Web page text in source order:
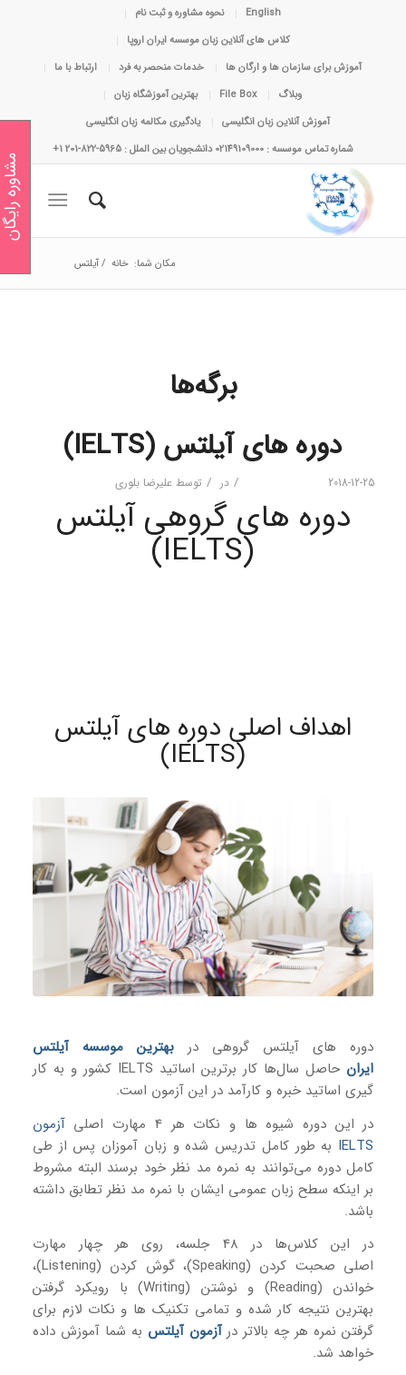
English
نحوه مشاوره و ثبت نام
کلاس های آنلاین زبان موسسه ایران اروپا
آموزش برای سازمان ها و ارگان ها
خدمات منحصر به فرد
ارتباط با ما
وبلاگ
File Box
بهترین آموزشگاه زبان
آموزش آنلاین زبان انگلیسی
یادگیری مکالمه زبان انگلیسی
شماره تماس موسسه : 02149109000 دانشجویان بین الملل : 5965-822-201 1+
مکان شما: خانه /آیلتس
برگه‌ها
دوره های آیلتس (IELTS)
2018-12-25
/ در / توسط علیرضا بلوری
دوره های گروهی آیلتس
(IELTS)
اهداف اصلی دوره های آیلتس
(IELTS)
دوره های آیلتس گروهی دربهترین موسسه آیلتس
ایران
حاصل سال‌ها کار برترین اساتید IELTS کشور و به کار
گیری اساتید خبره و کارآمد در این آزمون است.
در این دوره شیوه ها و نکات هر 4 مهارت اصلی
آزمون
IELTS به طور کامل تدریس شده و زبان آموزان پس از طی
کامل دوره می‌توانند به نمره مد نظر خود برسند البته مشروط
بر اینکه سطح زبان عمومی ایشان با نمره مد نظر تطابق داشته
باشد.
در این کلاس‌ها در 48 جلسه، روی هر چهار مهارت
اصلی صحبت کردن (Speaking)، گوش کردن (Listening)،
خواندن (Reading) و نوشتن (Writing) با رویکرد گرفتن
بهترین نتیجه کار شده و تمامی تکنیک‌ ها و نکات لازم برای
گرفتن نمره هر چه بالاتر درآزمون آیلتس به شما آموزش داده
خواهد شد.